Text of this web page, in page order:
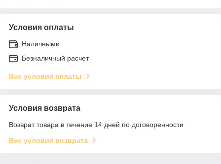
Условия оплаты
Наличными
Безналичный расчет
Все условия оплаты
Условия возврата
Возврат товара в течение 14 дней по договоренности
Все условия возврата